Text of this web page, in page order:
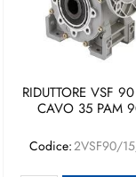
RIDUTTORE VSF
CAVO 35 PAM
Codice:2VSF90/